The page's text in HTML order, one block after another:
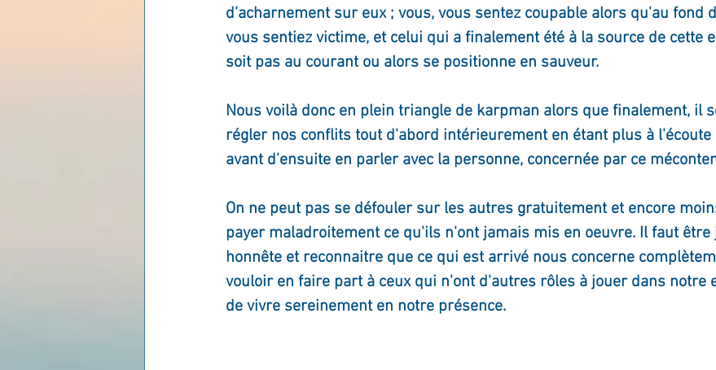
d'acharnement sur eux ; vous, vous sentez coupable alors qu'au fond
vous sentiez victime, et celui qui a finalement été à la source de cette
soit pas au courant ou alors se positionne en sauveur.
Nous voilà donc en plein triangle de karpman alors que finalement, il
régler nos conflits tout d'abord intérieurement en étant plus à
avant d'ensuite en parler avec la personne, concernée par ce
On ne peut pas se défouler sur les autres gratuitement et encore
payer maladroitement ce qu'ils n'ont jamais mis en oeuvre. Il faut être
honnête et reconnaitre que ce qui est arrivé nous concerne
vouloir en faire part à ceux qui n'ont d'autres rôles à jouer dans notre
de vivre sereinement en notre présence.